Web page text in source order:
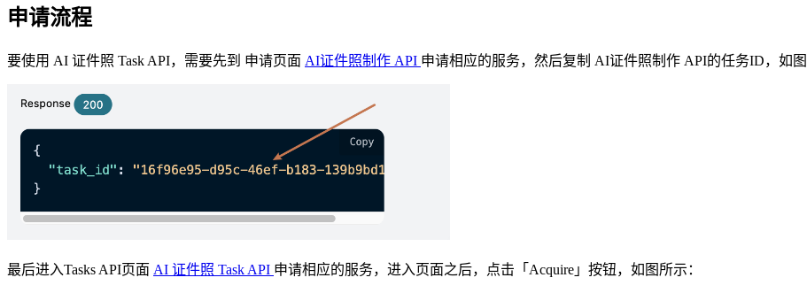
申请流程
要使用 AI 证件照 Task API，需要先到 申请页面 AI证件照制作 API 申请相应的服务，然后复制 AI证件照制作 API的任务ID，如图
最后进入Tasks API页面 AI 证件照 Task API 申请相应的服务，进入页面之后，点击「Acquire」按钮，如图所示：